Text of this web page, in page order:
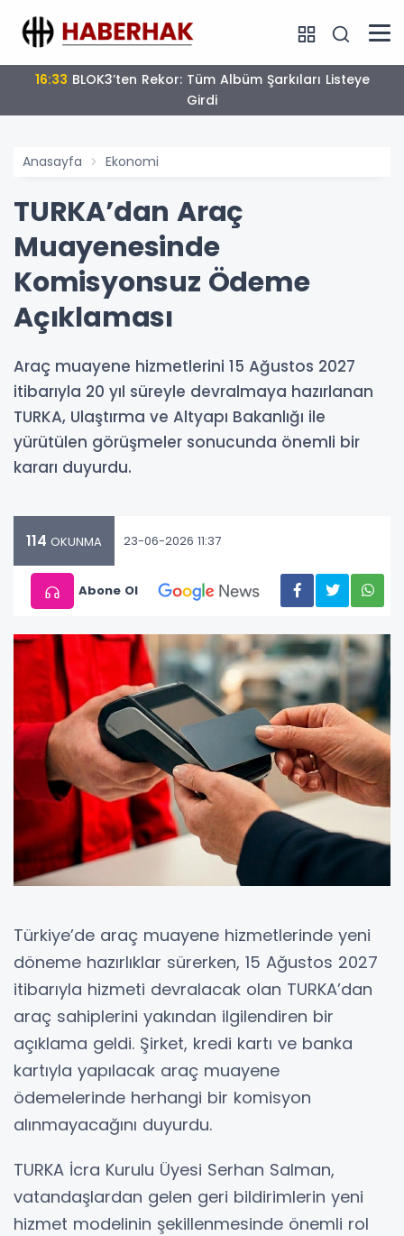
15:40İçişleri'nden Görevde Yükselme Sınavı Takvimi
Anasayfa Ekonomi
TURKA’dan Araç
Muayenesinde
Komisyonsuz Ödeme
Açıklaması
Araç muayene hizmetlerini 15 Ağustos 2027
itibarıyla 20 yıl süreyle devralmaya hazırlanan
TURKA, Ulaştırma ve Altyapı Bakanlığı ile
yürütülen görüşmeler sonucunda önemli bir
kararı duyurdu.
114 OKUNMA 23-06-2026 11:37
Abone Ol
Türkiye’de araç muayene hizmetlerinde yeni
döneme hazırlıklar sürerken, 15 Ağustos 2027
itibarıyla hizmeti devralacak olan TURKA’dan
araç sahiplerini yakından ilgilendiren bir
açıklama geldi. Şirket, kredi kartı ve banka
kartıyla yapılacak araç muayene
ödemelerinde herhangi bir komisyon
alınmayacağını duyurdu.
TURKA İcra Kurulu Üyesi Serhan Salman,
vatandaşlardan gelen geri bildirimlerin yeni
hizmet modelinin şekillenmesinde önemli rol